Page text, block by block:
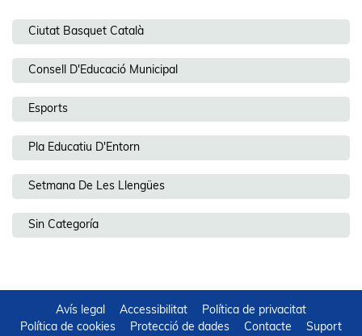
Ciutat Basquet Català
Consell D'Educació Municipal
Esports
Pla Educatiu D'Entorn
Setmana De Les Llengües
Sin Categoría
Avís legal Accessibilitat
Política de privacitat
Política de cookies
Protecció de dades Contacte Suport